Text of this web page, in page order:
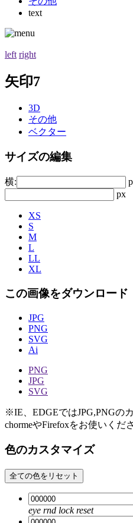
text
left right
矢印7
3D
その他
ベクター
サイズの編集
横:
px
XS
S
M
L
LL
XL
この画像をダウンロード
JPG
PNG
SVG
Ai
PNG
JPG
SVG
※IE、EDGEではJPG,PNGの
chormeやFirefoxをお使いくだ
色のカスタマイズ
全ての色をリセット
eye rnd lock reset